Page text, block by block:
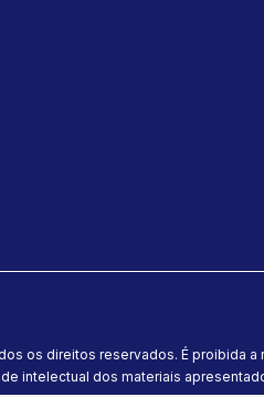
os direitos reservados. É proibida
intelectual dos materiais